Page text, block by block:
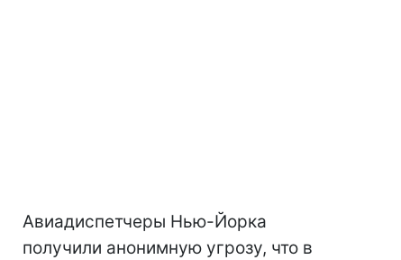
Авиадиспетчеры Нью-Йорка
получили анонимную угрозу, что в